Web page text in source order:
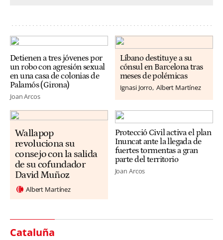
Detienen a tres jóvenes por
un robo con agresión sexual
en una casa de colonias de
Palamós (Girona)
Joan Arcos
Líbano destituye a su
cónsul en Barcelona tras
meses de polémicas
Ignasi Jorro Albert Martínez
Wallapop
revoluciona su
consejo con la salida
de su cofundador
David Muñoz
Albert Martínez
Protecció Civil activa el plan
Inuncat ante la llegada de
fuertes tormentas a gran
parte del territorio
Joan Arcos
Cataluña